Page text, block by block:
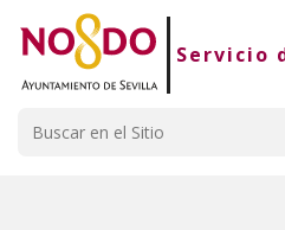
Saltar al contenido
Saltar a la navegación
Información de contacto
Servicio